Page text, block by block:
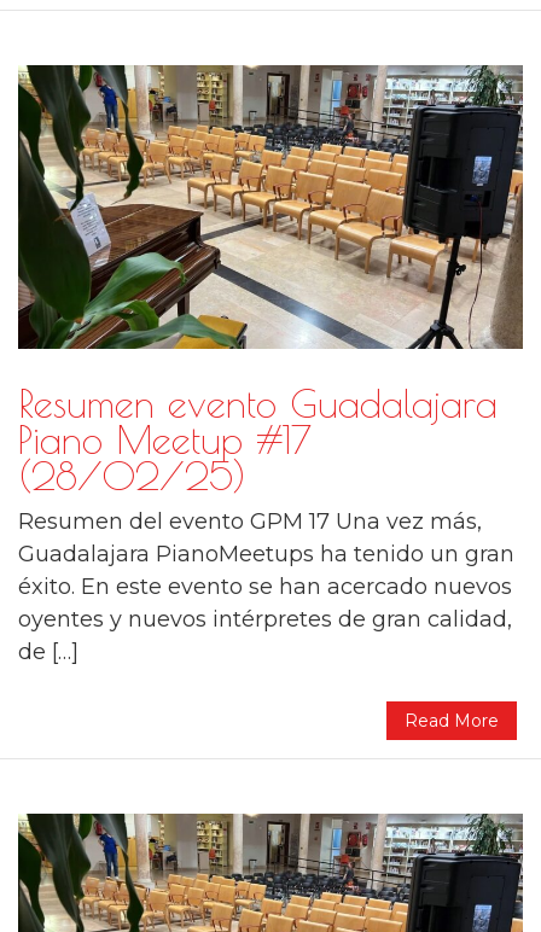
Resumen evento Guadalajara
Piano Meetup #17
(28/02/25)
Resumen del evento GPM 17 Una vez más,
Guadalajara PianoMeetups ha tenido un gran
éxito. En este evento se han acercado nuevos
oyentes y nuevos intérpretes de gran calidad,
de […]
Read More